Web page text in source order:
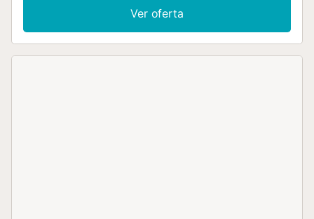
baños y una cocina totalmente equipada con lavavajillas y
lavadora. Para su comodidad, se incluyen ropa de cama,
toallas, secador de pelo y aire acondicionado en todas las
Ver oferta